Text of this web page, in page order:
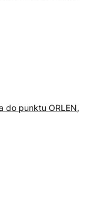
do punktu ORLEN,